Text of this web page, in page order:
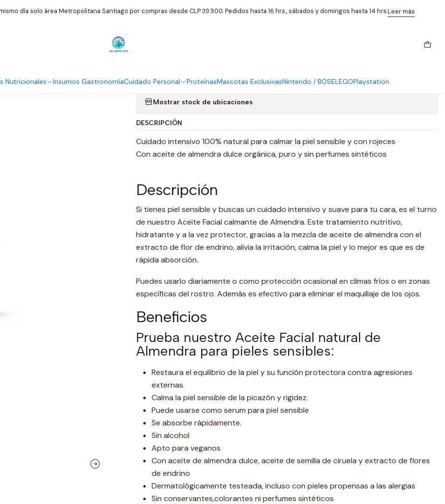
Nutricionales Insumos GastronomíaCuidado Personal ProteínasMascotas ExclusivasNintendo / BOSELEGOPlaystation
día solo área Metropolitana Santiago por compras desde CLP 39.900. Pedidos hasta 16 hrs., sábados y domingos hasta 14 hrs.Leer más
Cuidado Personal Weleda Aceite Facial Calmante de Almendra 50ml Weleda
Aceite Facial Calmante de Almendra 50ml
Mostrar stock de ubicaciones
DESCRIPCIÓN
Cuidado intensivo 100% natural para calmar la piel sensible y con rojeces
Con aceite de almendra dulce orgánica, puro y sin perfumes sintéticos
Descripción
Si tienes piel sensible y buscas un cuidado intensivo y suave para tu cara, es el turno
de nuestro Aceite Facial calmante de Almendra. Este tratamiento nutritivo,
hidratante y a la vez protector, gracias a la mezcla de aceite de almendra con el
extracto de flor de endrino, alivia la irritación, calma la piel y lo mejor es que es de
rápida absorción.
Puedes usarlo diariamente o como protección ocasional en climas fríos o en zonas
específicas del rostro. Además es efectivo para eliminar el maquillaje de los ojos.
Beneficios
Prueba nuestro Aceite Facial natural de
Almendra para pieles sensibles:
Restaura el equilibrio de la piel y su función protectora contra agresiones
externas.
Calma la piel sensible de la picazón y rigidez.
Puede usarse como serum para piel sensible
Se absorbe rápidamente.
Sin alcohol
Apto para veganos
Con aceite de almendra dulce, aceite de semilla de ciruela y extracto de flores
de endrino
Dermatológicamente testeada, incluso con pieles propensas a las alergias
Sin conservantes,colorantes ni perfumes sintéticos